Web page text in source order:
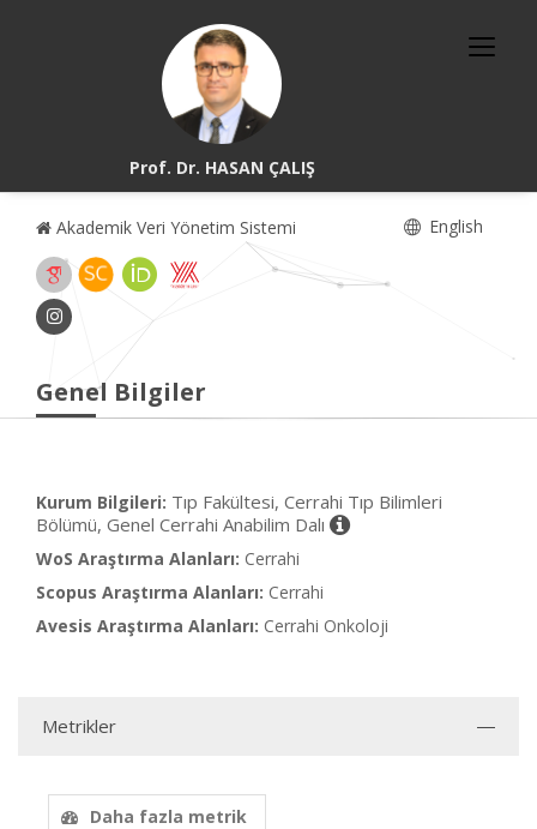
Prof. Dr. HASAN ÇALIŞ
Akademik Veri Yönetim Sistemi English
Genel Bilgiler
Kurum Bilgileri: Tıp Fakültesi, Cerrahi Tıp Bilimleri
Bölümü, Genel Cerrahi Anabilim Dalı
WoS Araştırma Alanları: Cerrahi
Scopus Araştırma Alanları: Cerrahi
Avesis Araştırma Alanları: Cerrahi Onkoloji
Metrikler
Daha fazla metrik